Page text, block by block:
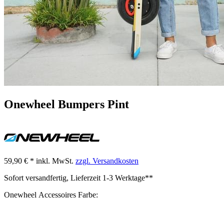
Onewheel Bumpers Pint
59,90 € * inkl. MwSt. zzgl. Versandkosten
Sofort versandfertig, Lieferzeit 1-3 Werktage**
Onewheel Accessoires Farbe: